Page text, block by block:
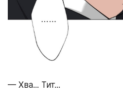
— Хва... Тит...